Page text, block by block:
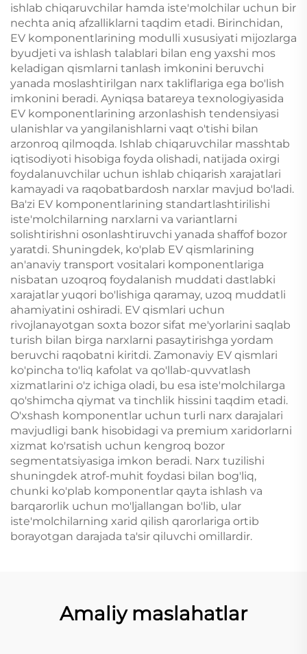
ishlab chiqaruvchilar hamda iste'molchilar uchun bir
nechta aniq afzalliklarni taqdim etadi. Birinchidan,
EV komponentlarining modulli xususiyati mijozlarga
byudjeti va ishlash talablari bilan eng yaxshi mos
keladigan qismlarni tanlash imkonini beruvchi
yanada moslashtirilgan narx takliflariga ega bo'lish
imkonini beradi. Ayniqsa batareya texnologiyasida
EV komponentlarining arzonlashish tendensiyasi
ulanishlar va yangilanishlarni vaqt o'tishi bilan
arzonroq qilmoqda. Ishlab chiqaruvchilar masshtab
iqtisodiyoti hisobiga foyda olishadi, natijada oxirgi
foydalanuvchilar uchun ishlab chiqarish xarajatlari
kamayadi va raqobatbardosh narxlar mavjud bo'ladi.
Ba'zi EV komponentlarining standartlashtirilishi
iste'molchilarning narxlarni va variantlarni
solishtirishni osonlashtiruvchi yanada shaffof bozor
yaratdi. Shuningdek, ko'plab EV qismlarining
an'anaviy transport vositalari komponentlariga
nisbatan uzoqroq foydalanish muddati dastlabki
xarajatlar yuqori bo'lishiga qaramay, uzoq muddatli
ahamiyatini oshiradi. EV qismlari uchun
rivojlanayotgan soxta bozor sifat me'yorlarini saqlab
turish bilan birga narxlarni pasaytirishga yordam
beruvchi raqobatni kiritdi. Zamonaviy EV qismlari
ko'pincha to'liq kafolat va qo'llab-quvvatlash
xizmatlarini o'z ichiga oladi, bu esa iste'molchilarga
qo'shimcha qiymat va tinchlik hissini taqdim etadi.
O'xshash komponentlar uchun turli narx darajalari
mavjudligi bank hisobidagi va premium xaridorlarni
xizmat ko'rsatish uchun kengroq bozor
segmentatsiyasiga imkon beradi. Narx tuzilishi
shuningdek atrof-muhit foydasi bilan bog'liq,
chunki ko'plab komponentlar qayta ishlash va
barqarorlik uchun mo'ljallangan bo'lib, ular
iste'molchilarning xarid qilish qarorlariga ortib
borayotgan darajada ta'sir qiluvchi omillardir.
Amaliy maslahatlar